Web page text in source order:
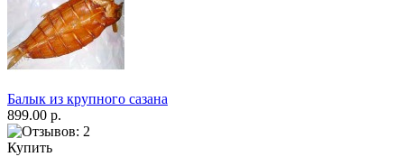
Балык из крупного сазана
899.00 р.
Купить